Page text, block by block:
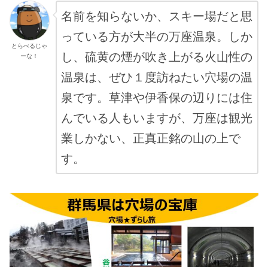
とらべるじゃ
ーな！
名前を知らないか、スキー場だと思
っている方が大半の万座温泉。しか
し、硫黄の煙が吹き上がる火山性の
温泉は、ぜひ１度訪ねたい穴場の温
泉です。草津や伊香保の辺りには住
んでいる人もいますが、万座は観光
業しかない、正真正銘の山の上で
す。